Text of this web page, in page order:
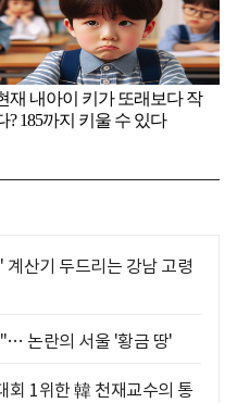
산기 두드리는 강남 고령
논란의 서울 '황금 땅'
1위한 韓 천재교수의 통